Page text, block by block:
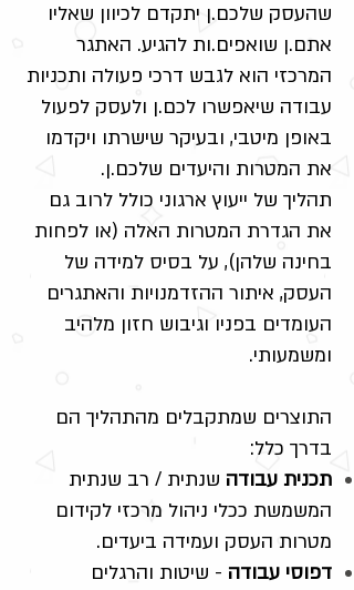
שהעסק שלכם.ן יתקדם לכיוון שאליו
אתם.ן שואפים.ות להגיע. האתגר
המרכזי הוא לגבש דרכי פעולה ותכניות
עבודה שיאפשרו לכם.ן ולעסק לפעול
באופן מיטבי, ובעיקר שישרתו ויקדמו
את המטרות והיעדים שלכם.ן.
תהליך של ייעוץ ארגוני כולל לרוב גם
את הגדרת המטרות האלה (או לפחות
בחינה שלהן), על בסיס למידה של
העסק, איתור ההזדמנויות והאתגרים
העומדים בפניו וגיבוש חזון מלהיב
ומשמעותי.
התוצרים שמתקבלים מהתהליך הם
בדרך כלל:
תכנית עבודה שנתית / רב שנתית
המשמשת ככלי ניהול מרכזי לקידום
מטרות העסק ועמידה ביעדים.
דפוסי עבודה - שיטות והרגלים